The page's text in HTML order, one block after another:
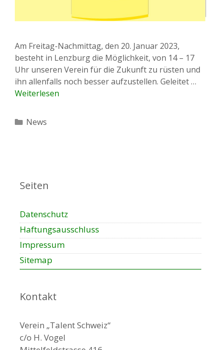
Am Freitag-Nachmittag, den 20. Januar 2023,
besteht in Lenzburg die Möglichkeit, von 14 – 17
Uhr unseren Verein für die Zukunft zu rüsten und
ihn allenfalls noch besser aufzustellen. Geleitet …
Weiterlesen
Kategorien
News
Seiten
Datenschutz
Haftungsausschluss
Impressum
Sitemap
Kontakt
Verein „Talent Schweiz“
c/o H. Vogel